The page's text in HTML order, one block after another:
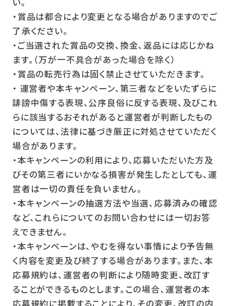
い。
・賞品は都合により変更となる場合がありますのでご
了承ください。
・ご当選された賞品の交換、換金、返品には応じかね
ます。（万が一不具合があった場合を除く）
・賞品の転売行為は固く禁止させていただきます。
・ 運営者や本キャンペーン、第三者などをいたずらに
誹謗中傷する表現、公序良俗に反する表現、及びこれ
らに該当するおそれがあると運営者が判断したもの
については、法律に基づき厳正に対処させていただく
場合があります。
・本キャンペーンの利用により、応募いただいた方及
びその第三者にいかなる損害が発生したとしても、運
営者は一切の責任を負いません。
・本キャンペーンの抽選方法や当選、応募済みの確認
など、これらについてのお問い合わせには一切お答
えできません。
・本キャンペーンは、やむを得ない事情により予告無
く内容を変更及び終了する場合があります。また、本
応募規約は、運営者の判断により随時変更、改訂す
ることができるものとします。この場合、運営者の本
応募規約に掲載することにより、その変更、改訂の内